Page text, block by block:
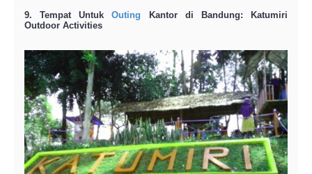
9. Tempat UntukOuting Kantor di Bandung: Katumiri
Outdoor Activities